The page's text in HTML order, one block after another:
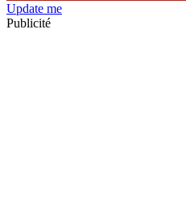
Update me
Publicité